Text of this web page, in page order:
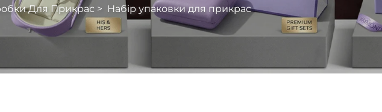
Для Прикрас > Набір упаковки для прикрас